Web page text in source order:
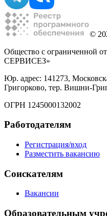
©
Общество с ограниченной
СЕРВИСЕЗ»
Юр. адрес: 141273,
Григорково, тер. Вишни-
ОГРН 1245000132002
Работодателям
Регистрация/вход
Разместить вакансию
Соискателям
Вакансии
Образовательным